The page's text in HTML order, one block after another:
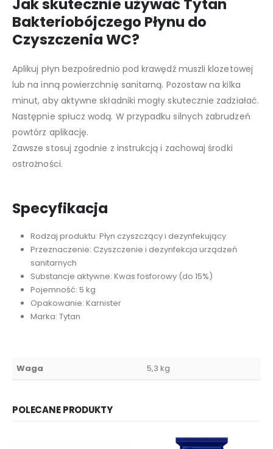
Jak skutecznie używać Tytan
Bakteriobójczego Płynu do
Czyszczenia WC?
Aplikuj płyn bezpośrednio pod krawędź muszli klozetowej
lub na inną powierzchnię sanitarną. Pozostaw na kilka
minut, aby aktywne składniki mogły skutecznie zadziałać.
Następnie spłucz wodą. W przypadku silnych zabrudzeń
powtórz aplikację.
Zawsze stosuj zgodnie z instrukcją i zachowaj środki
ostrożności.
Specyfikacja
Rodzaj produktu: Płyn czyszczący i dezynfekujący
Przeznaczenie: Czyszczenie i dezynfekcja urządzeń
sanitarnych
Substancje aktywne: Kwas fosforowy (do 15%)
Pojemność: 5 kg
Opakowanie: Karnister
Marka: Tytan
Waga 5,3 kg
POLECANE PRODUKTY